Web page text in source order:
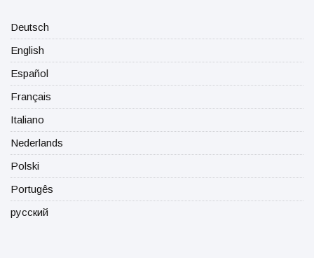
Deutsch
English
Español
Français
Italiano
Nederlands
Polski
Portugês
русский